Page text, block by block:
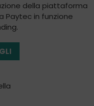
della piattaforma
Paytec in funzione